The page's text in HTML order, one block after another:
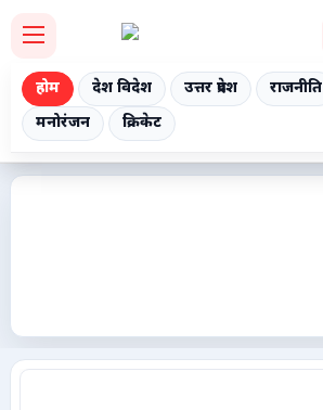
होम देश विदेश उत्तर प्रदेश राजनीति
मनोरंजन
क्रिकेट
ट्रेंडिंग